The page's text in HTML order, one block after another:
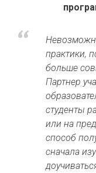
практики,
больше
Партнер
студенты
или на
способ
сначала